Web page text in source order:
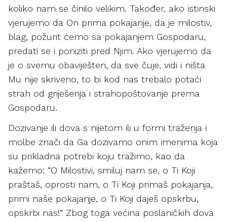
koliko nam se činilo velikim. Također, ako istinski
vjerujemo da On prima pokajanje, da je milostiv,
blag, požurit ćemo sa pokajanjem Gospodaru,
predati se i poniziti pred Njim. Ako vjerujemo da
je o svemu obaviješten, da sve čuje, vidi i ništa
Mu nije skriveno, to bi kod nas trebalo potaći
strah od griješenja i strahopoštovanje prema
Gospodaru.
Dozivanje ili dova s nijetom ili u formi traženja i
molbe znači da Ga dozivamo onim imenima koja
su prikladna potrebi koju tražimo, kao da
kažemo: “O Milostivi, smiluj nam se, o Ti Koji
praštaš, oprosti nam, o Ti Koji primaš pokajanja,
primi naše pokajanje, o Ti Koji daješ opskrbu,
opskrbi nas!” Zbog toga većina poslaničkih dova